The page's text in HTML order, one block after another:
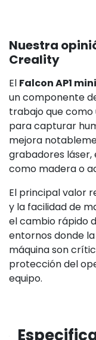
Nuestra
Creality
El Falcon AP1
un componente
trabajo que como
para capturar
mejora
grabadores
como madera o
El principal valor
y la facilidad de
el cambio rápido
entornos donde
máquina son
protección del
equipo.